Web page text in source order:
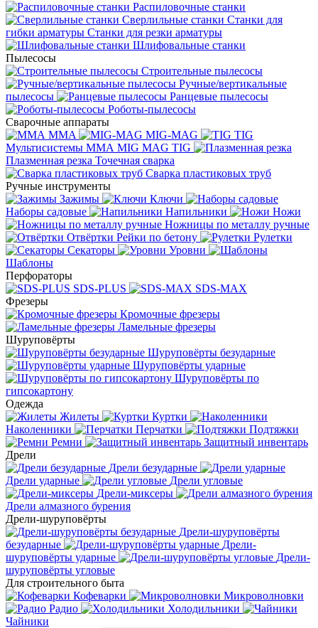
Распиловочные станки
Сверлильные станки Станки для
гибки арматуры Станки для резки арматуры
Шлифовальные станки
Пылесосы
Строительные пылесосы
Ручные/вертикальные
пылесосы
Ранцевые пылесосы
Роботы-пылесосы
Сварочные аппараты
MMA
MIG-MAG
TIG
Мультисистемы ММА MIG MAG TIG
Плазменная резка Точечная сварка
Cварка пластиковых труб
Ручные инструменты
Зажимы
Ключи
Наборы садовые
Напильники
Ножи
Ножницы по металлу ручные
Отвёртки Рейки по бетону
Рулетки
Секаторы
Уровни
Шаблоны
Перфораторы
SDS-PLUS
SDS-MAX
Фрезеры
Кромочные фрезеры
Ламельные фрезеры
Шуруповёрты
Шуруповёрты безударные
Шуруповёрты ударные
Шуруповёрты по
гипсокартону
Одежда
Жилеты
Куртки
Наколенники
Перчатки
Подтяжки
Ремни
Защитный инвентарь
Дрели
Дрели безударные
Дрели ударные
Дрели угловые
Дрели-миксеры
Дрели алмазного бурения
Дрели-шуруповёрты
Дрели-шуруповёрты
безударные
Дрели-
шуруповёрты ударные
Дрели-
шуруповёрты угловые
Для строительного быта
Кофеварки
Микроволновки
Радио
Холодильники
Чайники